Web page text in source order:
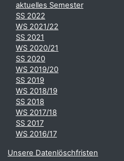
aktuelles Semester
SS 2022
WS 2021/22
SS 2021
WS 2020/21
SS 2020
WS 2019/20
SS 2019
WS 2018/19
SS 2018
WS 2017/18
SS 2017
WS 2016/17
Unsere Datenlöschfristen